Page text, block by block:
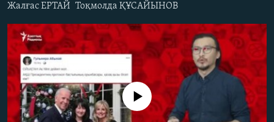
Skip
to
Search
ӘЛЕУМЕТ
ӘЛЕМ
АРНАЙЫ ЖОБАЛАР
Русский
Жалғас ЕРТАЙ Тоқмолда ҚҰСАЙЫНОВ
No media source currently available